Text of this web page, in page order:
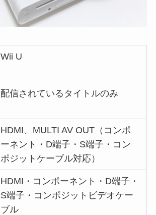
Wii U
配信されているタイトルのみ
HDMI、MULTI AV OUT（コンポ
ーネント・D端子・S端子・コン
ポジットケーブル対応）
HDMI・コンポーネント・D端子・
S端子・コンポジットビデオケー
ブル